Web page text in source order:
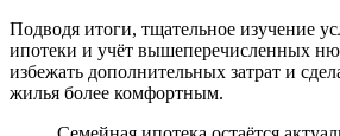
Подводя итоги, тщательное изучение
ипотеки и учёт вышеперечисленных
избежать дополнительных затрат и
жилья более комфортным.